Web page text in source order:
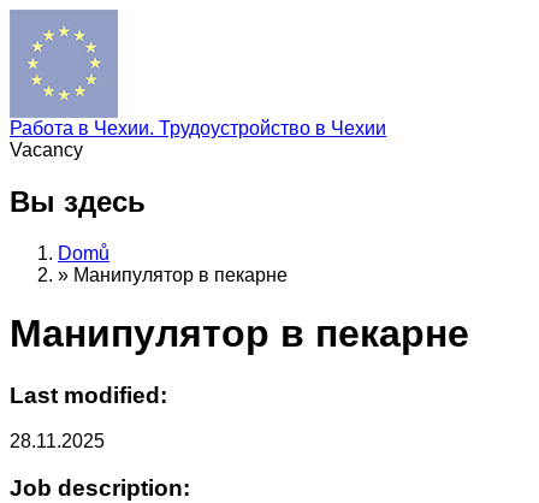
Работа в Чехии. Трудоустройство в Чехии
Vacancy
Вы здесь
Domů
» Манипулятор в пекарне
Манипулятор в пекарне
Last modified:
28.11.2025
Job description: